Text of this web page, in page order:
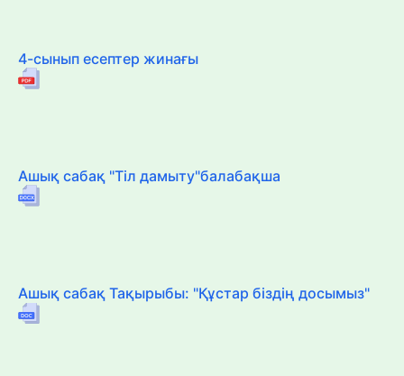
4-сынып есептер жинағы
Ашық сабақ "Тіл дамыту"балабақша
Ашық сабақ Тақырыбы: "Құстар біздің досымыз"